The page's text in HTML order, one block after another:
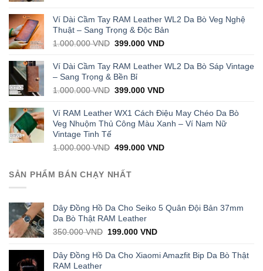
was:
1.000.000 VND.
is:
429.000 VND.
Ví Dài Cầm Tay RAM Leather WL2 Da Bò Veg Nghệ
Thuật – Sang Trọng & Độc Bản
1.000.000VND Original
was:
1.000.000 VND.
399.000VNDCurrent
is:
Ví Dài Cầm Tay RAM Leather WL2 Da Bò Sáp Vintage
– Sang Trọng & Bền Bỉ
1.000.000VND Original
was:
1.000.000 VND.
399.000VNDCurrent
is:
399.000 VND.
Ví RAM Leather WX1 Cách Điệu May Chéo Da Bò
Veg Nhuộm Thủ Công Màu Xanh – Ví Nam Nữ
Vintage Tinh Tế
1.000.000VND Original
was:
1.000.000 VND.
499.000VNDCurrent
SẢN PHẨM BÁN CHẠY NHẤT
Dây Đồng Hồ Da Cho Seiko 5 Quân Đội Bản 37mm
Da Bò Thật RAM Leather
350.000VND Original
was:
199.000VNDCurrent
is:
199.000 VND.
Dây Đồng Hồ Da Cho Xiaomi Amazfit Bip Da Bò Thật
RAM Leather